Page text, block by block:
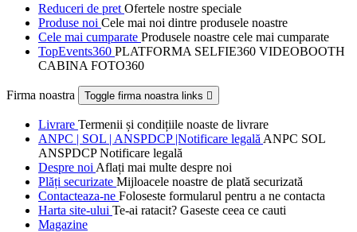
Reduceri de pret Ofertele nostre speciale
Produse noi Cele mai noi dintre produsele noastre
Cele mai cumparate Produsele noastre cele mai cumparate
TopEvents360 PLATFORMA SELFIE360 VIDEOBOOTH
CABINA FOTO360
Firma noastra Toggle firma noastra links 
Livrare Termenii și condițiile noaste de livrare
ANPC | SOL | ANSPDCP |Notificare legală ANPC SOL
ANSPDCP Notificare legală
Despre noi Aflați mai multe despre noi
Plăți securizate Mijloacele noastre de plată securizată
Contacteaza-ne Foloseste formularul pentru a ne contacta
Harta site-ului Te-ai ratacit? Gaseste ceea ce cauti
Magazine